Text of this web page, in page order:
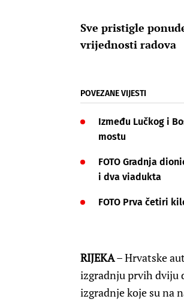
Sve pristigle
vrijednosti radova
POVEZANE VIJESTI
Između Lučkog i
mostu
FOTO Gradnja
i dva viadukta
FOTO Prva četiri
RIJEKA– Hrvatske
izgradnju prvih dviju
izgradnje koje su na